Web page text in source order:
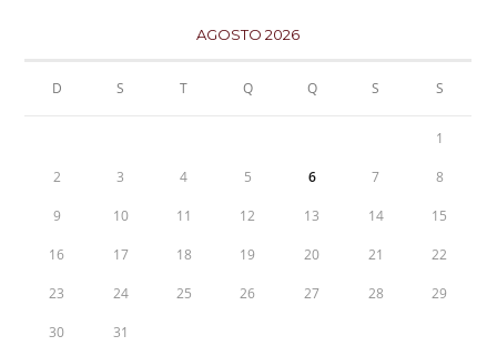
AGOSTO 2026
D S T Q Q S S
1
2 3 4 5 6 7 8
9 10 11 12 13 14 15
16 17 18 19 20 21 22
23 24 25 26 27 28 29
30 31